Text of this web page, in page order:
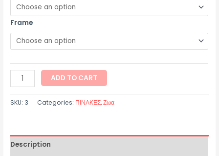
Frame
ADD TO CART
SKU: 3 Categories: ΠΙΝΑΚΕΣ,Ζωα
Description